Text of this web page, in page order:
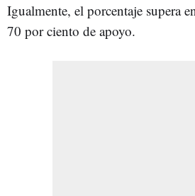
Igualmente, el porcentaje supera
70 por ciento de apoyo.